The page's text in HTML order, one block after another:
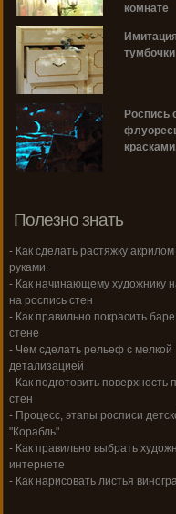
комнате
Имитация
тумбочки
Роспись
Полезно знать
- Как сделать растяжку
руками.
- Как начинающему художнику
на роспись стен
- Как правильно покрасить
стене
- Чем сделать рельеф с мелкой
детализацией
- Как подготовить поверхность
стен
- Процесс, этапы росписи
"Корабль"
- Как правильно выбрать
интернете
- Как нарисовать листья